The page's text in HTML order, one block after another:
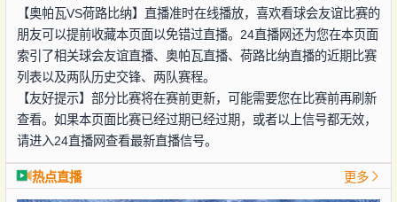
【奥帕瓦VS荷路比纳】直播准时在线播放，喜欢看球会友谊比赛的
朋友可以提前收藏本页面以免错过直播。24直播网还为您在本页面
索引了相关球会友谊直播、奥帕瓦直播、荷路比纳直播的近期比赛
列表以及两队历史交锋、两队赛程。
【友好提示】部分比赛将在赛前更新，可能需要您在比赛前再刷新
查看。如果本页面比赛已经过期已经过期，或者以上信号都无效，
请进入24直播网查看最新直播信号。
热点直播 更多